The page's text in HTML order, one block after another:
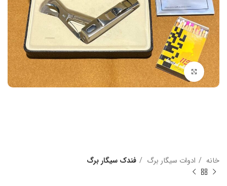
بزرگنمایی تصویر
خانه ادوات سیگار برگ فندک سیگار برگ